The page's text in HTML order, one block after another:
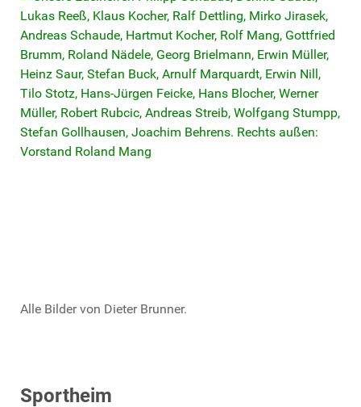
Alle Bilder von Dieter Brunner.
Sportheim